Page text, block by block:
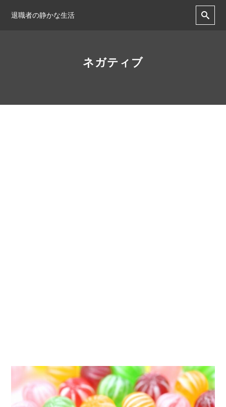
退職者の静かな生活
ネガティブ